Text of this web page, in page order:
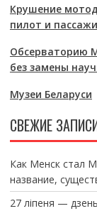
Крушение
пилот и
Обсерваторию
без замены
Музеи Беларуси
СВЕЖИЕ
Как Менск стал
название,
27 ліпеня —